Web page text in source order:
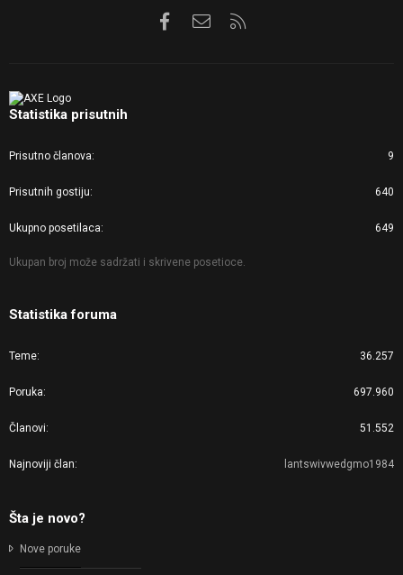
FacebookKontaktirajte nas
Statistika prisutnih
Prisutno članova 9
Prisutnih gostiju 640
Ukupno posetilaca 649
Ukupan broj može sadržati i skrivene posetioce.
Statistika foruma
Teme 36.257
Poruka 697.960
Članovi 51.552
Najnoviji član lantswivwedgmo1984
Šta je novo?
Nove poruke